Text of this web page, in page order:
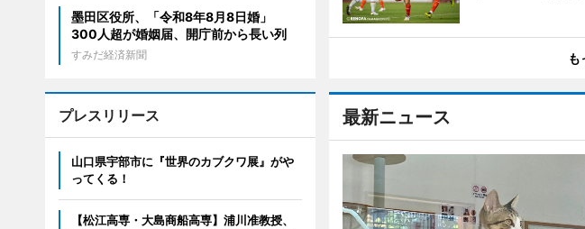
も
最新ニュース
墨田区役所、「令和8年8月8日婚」
300人超が婚姻届、開庁前から長い列
すみだ経済新聞
プレスリリース
山口県宇部市に『世界のカブクワ展』がや
ってくる！
【松江高専・大島商船高専】浦川准教授、